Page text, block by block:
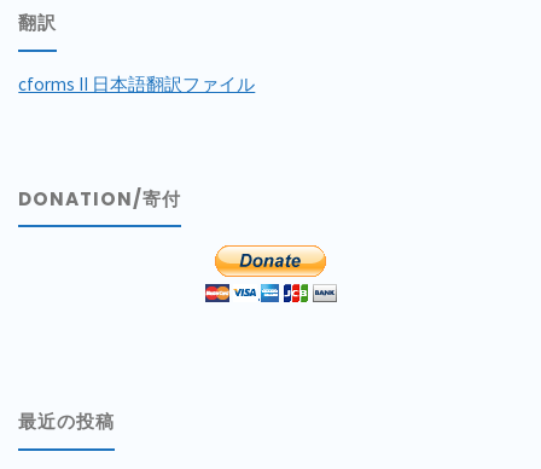
翻訳
cforms II 日本語翻訳ファイル
DONATION/寄付
最近の投稿